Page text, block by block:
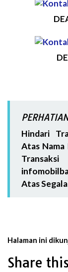
Hindari
Atas Nama
Atas
Halaman ini
Share